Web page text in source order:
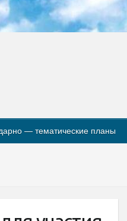
— тематические планы